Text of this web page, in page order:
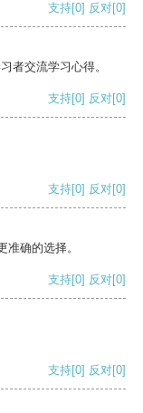
支持[0] 反对[0]
者交流学习心得。
支持[0] 反对[0]
支持[0] 反对[0]
确的选择。
支持[0] 反对[0]
支持[0] 反对[0]